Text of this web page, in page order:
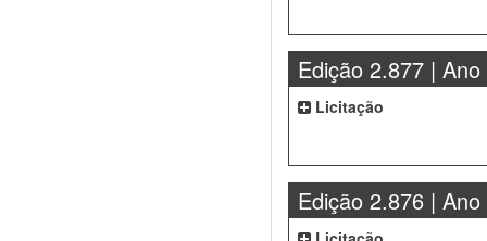
Edição 2.877 | Ano
Licitação
Edição 2.876 | Ano